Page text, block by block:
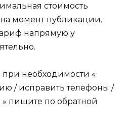
стоимость
на момент публикации.
напрямую у
необходимости «
/ исправить телефоны /
пишите по обратной